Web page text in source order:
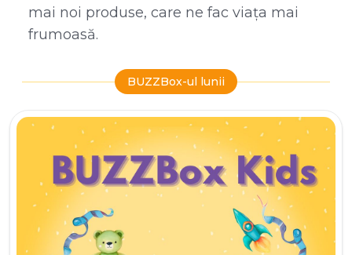
mai noi produse, care ne fac viața mai
frumoasă.
BUZZBox-ul lunii